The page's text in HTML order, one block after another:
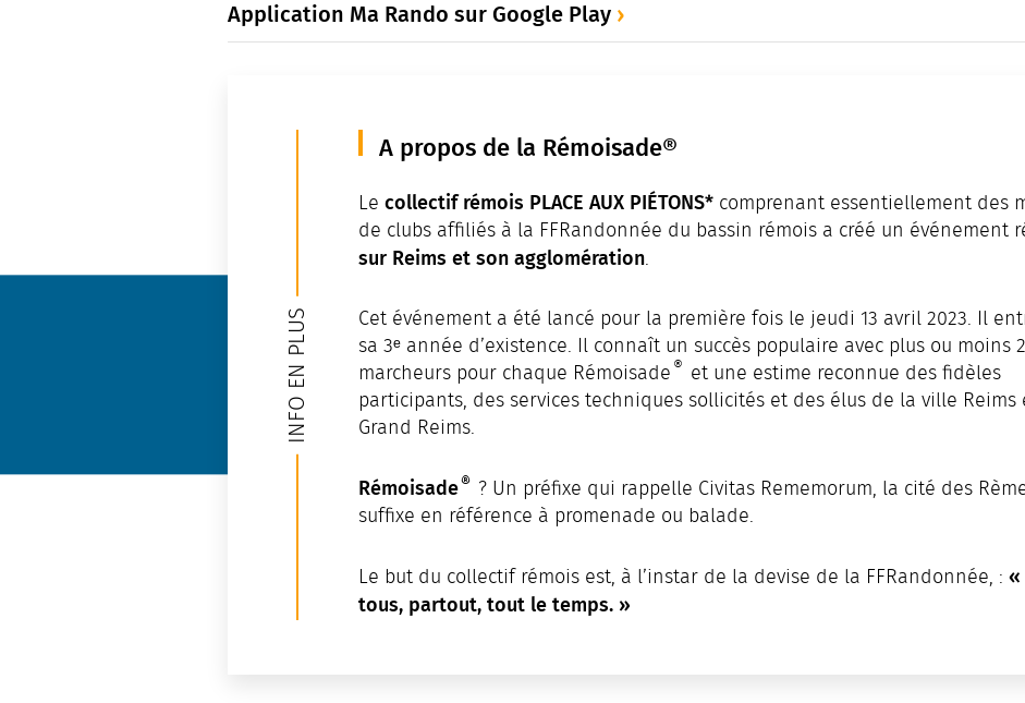
Application Ma Rando sur Google Play
A propos de la Rémoisade®
INFO EN PLUS
Lecollectif rémois PLACE AUX PIÉTONS* comprenant essentiellement des
de clubs affiliés à la FFRandonnée du bassin rémois a créé un événement
sur Reims et son agglomération.
Cet événement a été lancé pour la première fois le jeudi 13 avril 2023. Il
sa 3ᵉ année d’existence. Il connaît un succès populaire avec plus ou moins
marcheurs pour chaque Rémoisade ® et une estime reconnue des fidèles
participants, des services techniques sollicités et des élus de la ville Reims
Grand Reims.
Rémoisade® ? Un préfixe qui rappelle Civitas Rememorum, la cité des
suffixe en référence à promenade ou balade.
Le but du collectif rémois est, à l’instar de la devise de la FFRandonnée, :«
tous, partout, tout le temps. »